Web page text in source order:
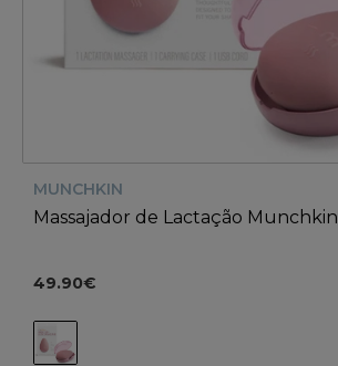
MUNCHKIN
Massajador de Lactação Munchkin
49.90€